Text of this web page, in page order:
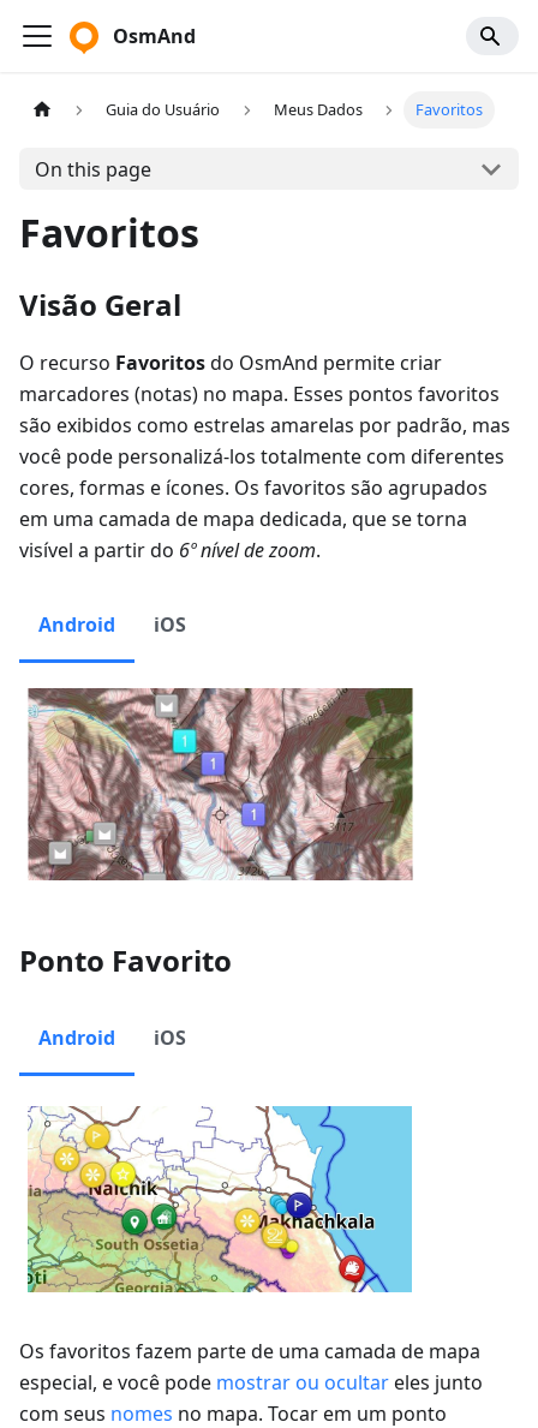
OsmAnd
Guia do Usuário Meus Dados Favoritos
On this page
Favoritos
Visão Geral
O recurso Favoritosdo OsmAnd permite criar
marcadores (notas) no mapa. Esses pontos favoritos
são exibidos como estrelas amarelas por padrão, mas
você pode personalizá-los totalmente com diferentes
cores, formas e ícones. Os favoritos são agrupados
em uma camada de mapa dedicada, que se torna
visível a partir do 6º nível de zoom.
Android iOS
Ponto Favorito
Android iOS
Os favoritos fazem parte de uma camada de mapa
especial, e você pode mostrar ou ocultareles junto
com seus nomes no mapa. Tocar em um ponto